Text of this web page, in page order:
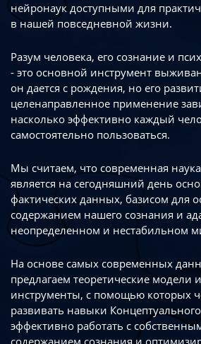
нейронаук доступными для
в нашей повседневной жизни.
Разум человека, его сознание и
- это основной инструмент
он дается с рождения, но его
целенаправленное применение
насколько эффективно каждый
самостоятельно пользоваться.
Мы считаем, что современная
является на сегодняшний день
фактических данных, базисом для
содержанием нашего сознания и
неопределенном и нестабильном
На основе самых современных
предлагаем теоретические модели
инструменты, с помощью которых
развивать навыки
эффективно работать с
содержанием сознания и